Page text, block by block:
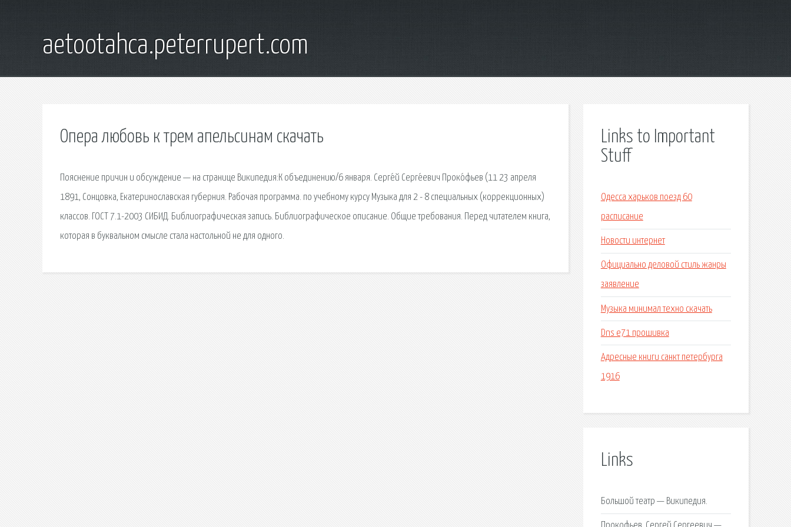
aetootahca.peterrupert.com
Опера любовь к трем апельсинам скачать
Пояснение причин и обсуждение — на странице Википедия:К объединению/6 января. Серге́й Серге́евич Проко́фьев (11 23 апреля
1891, Сонцовка, Екатеринославская губерния. Рабочая программа. по учебному курсу Музыка для 2 - 8 специальных (коррекционных)
классов. ГОСТ 7.1-2003 СИБИД. Библиографическая запись. Библиографическое описание. Общие требования. Перед читателем книга,
которая в буквальном смысле стала настольной не для одного.
Links to Important
Stuff
Одесса харьков поезд 60
расписание
Новости интернет
Официально деловой стиль жанры
заявление
Музыка минимал техно скачать
Dns e71 прошивка
Адресные книги санкт петербурга
1916
Links
Большой театр — Википедия.